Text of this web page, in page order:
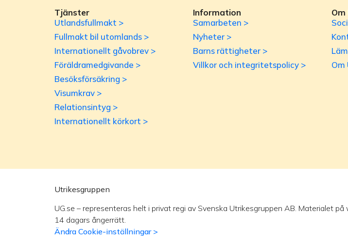
Tjänster
Utlandsfullmakt >
Fullmakt bil utomlands >
Internationellt gåvobrev >
Föräldramedgivande >
Besöksförsäkring >
Visumkrav >
Relationsintyg >
Internationellt körkort >
Information
Samarbeten >
Nyheter >
Barns rättigheter >
Villkor och integritetspolicy >
Om
Utrikesgruppen
UG.se – representeras helt i privat regi av Svenska Utrikesgruppen AB. Materialet
14 dagars ångerrätt.
Ändra Cookie-inställningar >